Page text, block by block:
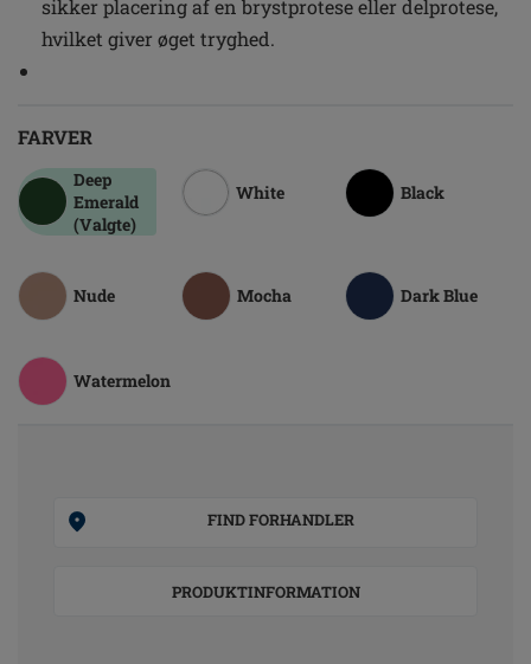
sikker placering af en brystprotese eller delprotese,
hvilket giver øget tryghed.
FARVER
Deep
Emerald
(Valgte)
White Black
Nude Mocha Dark Blue
Watermelon
FIND FORHANDLER
PRODUKTINFORMATION